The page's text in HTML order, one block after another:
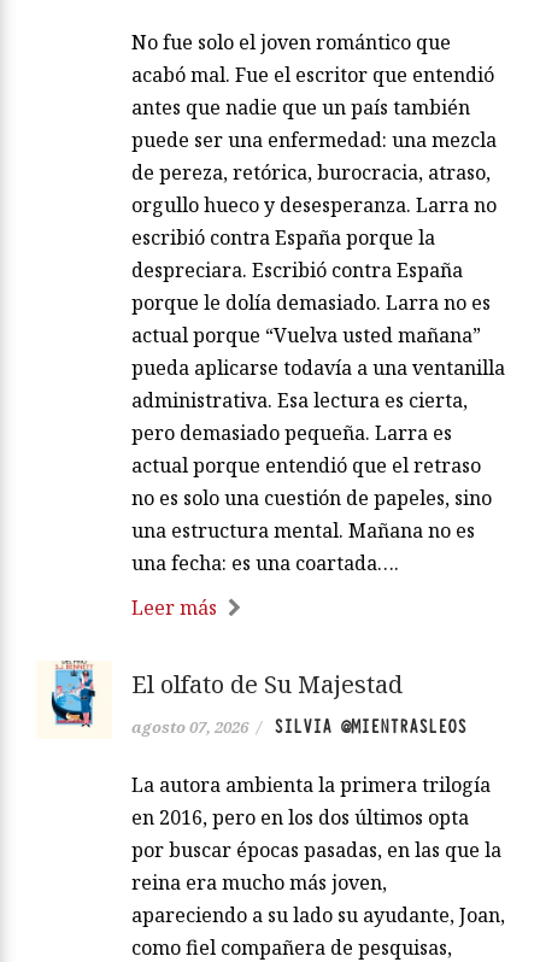
No fue solo el joven romántico que
acabó mal. Fue el escritor que entendió
antes que nadie que un país también
puede ser una enfermedad: una mezcla
de pereza, retórica, burocracia, atraso,
orgullo hueco y desesperanza. Larra no
escribió contra España porque la
despreciara. Escribió contra España
porque le dolía demasiado. Larra no es
actual porque “Vuelva usted mañana”
pueda aplicarse todavía a una ventanilla
administrativa. Esa lectura es cierta,
pero demasiado pequeña. Larra es
actual porque entendió que el retraso
no es solo una cuestión de papeles, sino
una estructura mental. Mañana no es
una fecha: es una coartada….
Leer más
El olfato de Su Majestad
agosto 07, 2026 / SILVIA @MIENTRASLEOS
La autora ambienta la primera trilogía
en 2016, pero en los dos últimos opta
por buscar épocas pasadas, en las que la
reina era mucho más joven,
apareciendo a su lado su ayudante, Joan,
como fiel compañera de pesquisas,